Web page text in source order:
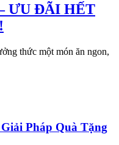
ƯU ĐÃI HẾT
thức một món ăn ngon,
Pháp Quà Tặng